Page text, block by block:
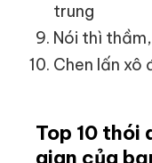
trung
Nói thì
Chen lấn xô
Top 10 thói